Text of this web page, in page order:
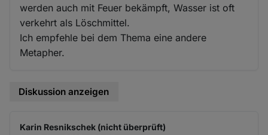
werden auch mit Feuer bekämpft, Wasser ist oft
verkehrt als Löschmittel.
Ich empfehle bei dem Thema eine andere
Metapher.
Diskussion anzeigen
Karin Resnikschek (nicht überprüft)